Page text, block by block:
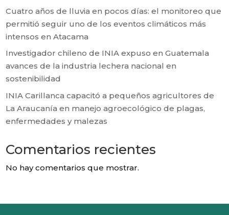
Cuatro años de lluvia en pocos días: el monitoreo que
permitió seguir uno de los eventos climáticos más
intensos en Atacama
Investigador chileno de INIA expuso en Guatemala
avances de la industria lechera nacional en
sostenibilidad
INIA Carillanca capacitó a pequeños agricultores de
La Araucanía en manejo agroecológico de plagas,
enfermedades y malezas
Comentarios recientes
No hay comentarios que mostrar.